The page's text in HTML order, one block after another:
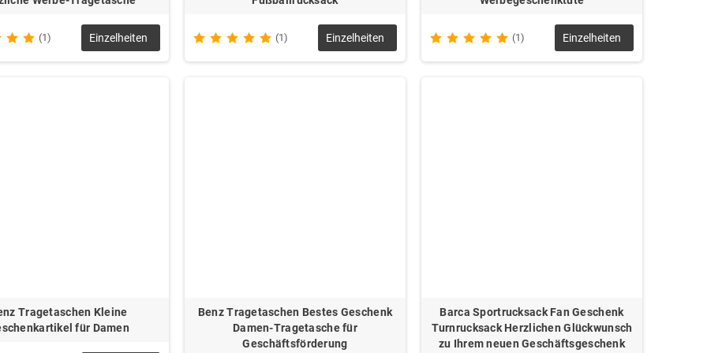
(1) Einzelheiten (1) Einzelheiten (1) Einzelheiten
Tragetaschen Kleine
für Damen
Benz Tragetaschen Bestes Geschenk
Damen-Tragetasche für
Geschäftsförderung
Barca Sportrucksack Fan Geschenk
Turnrucksack Herzlichen Glückwunsch
zu Ihrem neuen Geschäftsgeschenk